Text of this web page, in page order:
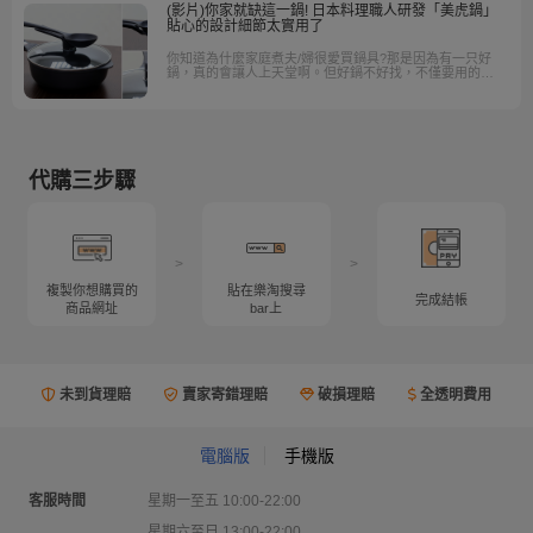
(影片)你家就缺這一鍋! 日本料理職人研發「美虎鍋」
貼心的設計細節太實用了
你知道為什麼家庭煮夫/婦很愛買鍋具?那是因為有一只好
鍋，真的會讓人上天堂啊。但好鍋不好找，不僅要用的順
代購三步驟
複製你想購買的
商品網址
>
貼在樂淘搜尋
bar上
>
完成結帳
未到貨理賠 賣家寄錯理賠 破損理賠 全透明費用
電腦版 手機版
客服時間
星期一至五 10:00-22:00